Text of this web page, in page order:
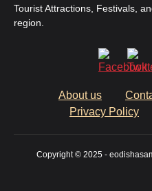
Tourist Attractions, Festivals,
region.
About us
Privacy Policy
Copyright © 2025 -